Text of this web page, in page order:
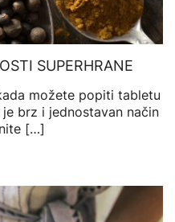
SUPERHRANE
možete popiti tabletu
brz i jednostavan način
[…]